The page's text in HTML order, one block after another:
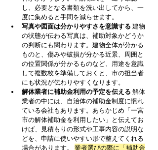
し、必要となる書類を洗い出してから、一
度に集めると手間を減らせます。
写真や図面は分かりやすさを意識する 建物
の状態が伝わる写真は、補助対象かどうか
の判断にも関わります。建物全体が分かる
ものと、傷みや破損が分かる近景、周囲と
の位置関係が分かるものなど、用途を意識
して複数枚を準備しておくと、市の担当者
にも状況が伝わりやすくなります。
解体業者に補助金利用の予定を伝える 解体
業者の中には、自治体の補助金制度に慣れ
ている会社もあります。あらかじめ「一宮
市の解体補助金を利用したい」と伝えてお
けば、見積もりの形式や工事内容の説明な
どを、申請に使いやすい形で整えてくれる
場合があります。 業者選びの際に「補助金